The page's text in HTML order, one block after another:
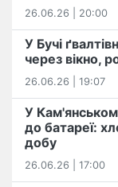
26.06.26 | 20:00
У Бучі
через вікно,
26.06.26 | 19:07
У
до батареї:
добу
26.06.26 | 17:00